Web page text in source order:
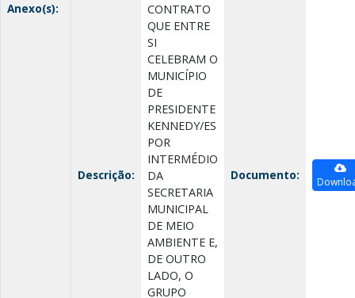
Anexo(s):
Descrição:
CONTRATO
QUE ENTRE
SI
CELEBRAM O
MUNICÍPIO
DE
PRESIDENTE
KENNEDY/ES
POR
INTERMÉDIO
DA
SECRETARIA
MUNICIPAL
DE MEIO
AMBIENTE E,
DE OUTRO
LADO, O
GRUPO
Documento: